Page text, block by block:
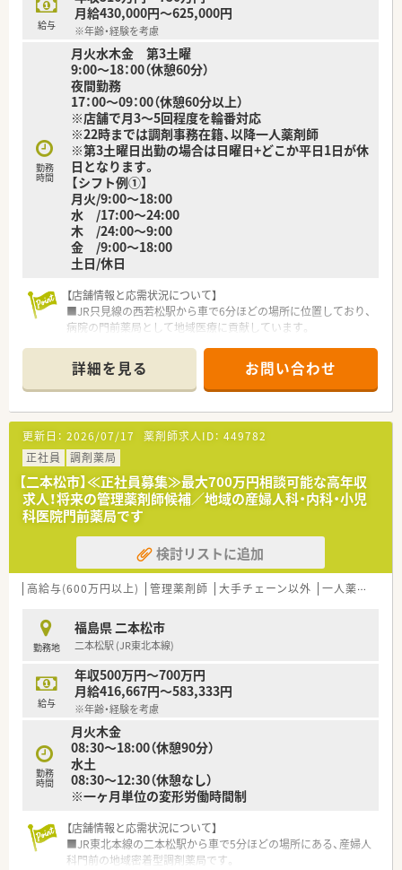
給与
月給430,000円～625,000円
※年齢・経験を考慮
勤務
時間
月火水木金 第3土曜
9:00～18：00（休憩60分）
夜間勤務
17：00～09：00（休憩60分以上）
※店舗で月3～5回程度を輪番対応
※22時までは調剤事務在籍、以降一人薬剤師
※第3土曜日出勤の場合は日曜日+どこか平日1日が休
日となります。
【シフト例①】
月火/9:00～18:00
水 /17:00～24:00
木 /24:00～9:00
金 /9:00～18:00
土日/休日
【店舗情報と応需状況について】
■JR只見線の西若松駅から車で6分ほどの場所に位置しており、
病院の門前薬局として地域医療に貢献しています。
数は30枚から80枚程度と時期により変動がある環境です。
■薬剤師は常勤1名とパート2名の体制で運営されており、医療
事務は常勤3名が在籍して円滑な店舗運営を支えています。
【募集背景と求める人物像について】
■現在は管理薬剤師1名に夜勤の負担が集中しているため、体制
強化と負担軽減を目指して正社員を急募することとなりまし
た。
■夜勤対応が可能な方を優先的に採用したいと考えており、月3
～5回程度の夜勤が発生します。お休みのメリハリがつけやすい
環境です。
■若手の方であれば調剤未経験からの挑戦も歓迎しており、新し
い環境で一からスキルを積み上げたい意欲的な方を募ります。
【法人特徴について】
はない柔軟な体制と風通しの良い社風が魅力の企業です。
■社員の生活を第一に考えた福利厚生を整えており、駐車場料金
の会社負担や社宅の相談にも柔軟に対応する方針を掲げていま
す。
■お人柄重視の採用のため、社員の方みなさんコミュニケーショ
ン取りやすく、風通しの良い社風に繋がっています。
【求人特徴について】
■夜勤時は22時まで事務スタッフが在籍しているため、一人き
りで全ての業務を抱え込む不安がなく安心して勤務できます。
■周辺には商業施設もあり、勤務前後のお買い物や生活に困らな
い利便性の高いエリアに店舗が位置しています。
休の取得実績もあるためライフステージの変化にも柔軟に対応
が可能です。
詳細を見る お問い合わせ
更新日： 2026/07/17 薬剤師求人ID： 449782
正社員
調剤薬局
【二本松市】≪正社員募集≫最大700万円相談可能な高年収
求人！将来の管理薬剤師候補／地域の産婦人科・内科・小児
科医院門前薬局です
検討リストに追加
高給与(600万円以上) 管理薬剤師 大手チェーン以外 一人薬剤師
勤務地
福島県 二本松市
二本松駅 (JR東北本線)
給与
年収500万円～700万円
月給416,667円～583,333円
※年齢・経験を考慮
勤務
時間
月火木金
08:30～18:00（休憩90分）
水土
08:30～12:30（休憩なし）
※一ヶ月単位の変形労働時間制
【店舗情報と応需状況について】
■JR東北本線の二本松駅から車で5分ほどの場所にある、産婦人
科門前の地域密着型調剤薬局です。